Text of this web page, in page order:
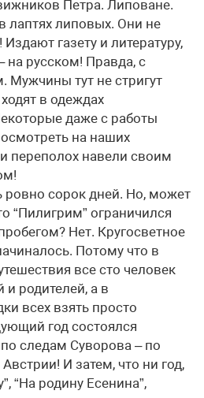
Петра. Липоване.
лаптях липовых. Они не
газету и литературу,
на русском! Правда, с
Мужчины тут не стригут
в одеждах
даже с работы
на наших
переполох навели своим
ровно сорок дней. Но, может
“Пилигрим” ограничился
Нет. Кругосветное
Потому что в
все сто человек
и родителей, а в
всех взять просто
год состоялся
следам Суворова – по
И затем, что ни год,
“На родину Есенина”,